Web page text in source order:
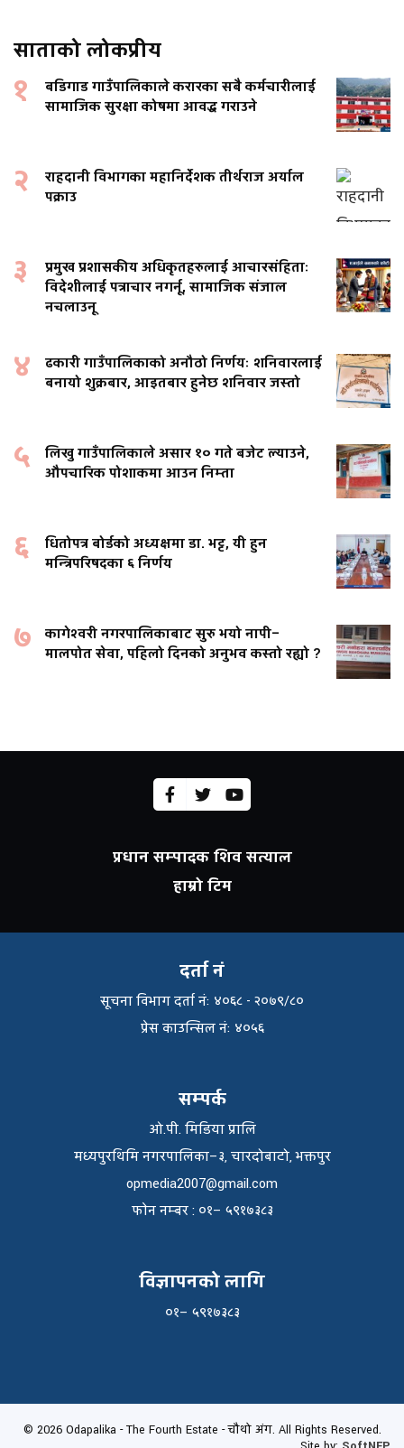
साताको लोकप्रीय
१
बडिगाड गाउँपालिकाले करारका सबै कर्मचारीलाई
सामाजिक सुरक्षा कोषमा आवद्ध गराउने
२
राहदानी विभागका महानिर्देशक तीर्थराज अर्याल
पक्राउ
३
प्रमुख प्रशासकीय अधिकृतहरुलाई आचारसंहिताः
विदेशीलाई पत्राचार नगर्नू, सामाजिक संजाल
नचलाउनू
४
ढकारी गाउँपालिकाको अनौठो निर्णयः शनिवारलाई
बनायो शुक्रबार, आइतबार हुनेछ शनिवार जस्तो
५
लिखु गाउँपालिकाले असार १० गते बजेट ल्याउने,
औपचारिक पोशाकमा आउन निम्ता
६
धितोपत्र बोर्डको अध्यक्षमा डा. भट्ट, यी हुन
मन्त्रिपरिषदका ६ निर्णय
७
कागेश्वरी नगरपालिकाबाट सुरु भयो नापी–
मालपोत सेवा, पहिलो दिनको अनुभव कस्तो रह्यो ?
प्रधान सम्पादक शिव सत्याल
हाम्रो टिम
दर्ता नं
सूचना विभाग दर्ता नंः ४०६८ - २०७९/८०
प्रेस काउन्सिल नंः ४०५६
सम्पर्क
ओ.पी. मिडिया प्रालि
मध्यपुरथिमि नगरपालिका–३, चारदोबाटो, भक्तपुर
opmedia2007@gmail.com
फाेन नम्बर : ०१– ५९१७३८३
विज्ञापनको लागि
०१– ५९१७३८३
© 2026 Odapalika - The Fourth Estate - चौथो अंग. All Rights Reserved.